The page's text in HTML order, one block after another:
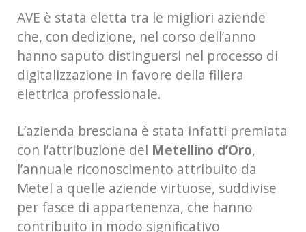
AVE è stata eletta tra le migliori aziende
che, con dedizione, nel corso dell’anno
hanno saputo distinguersi nel processo di
digitalizzazione in favore della filiera
elettrica professionale.
L’azienda bresciana è stata infatti premiata
con l’attribuzione del Metellino d’Oro,
l’annuale riconoscimento attribuito da
Metel a quelle aziende virtuose, suddivise
per fasce di appartenenza, che hanno
contribuito in modo significativo